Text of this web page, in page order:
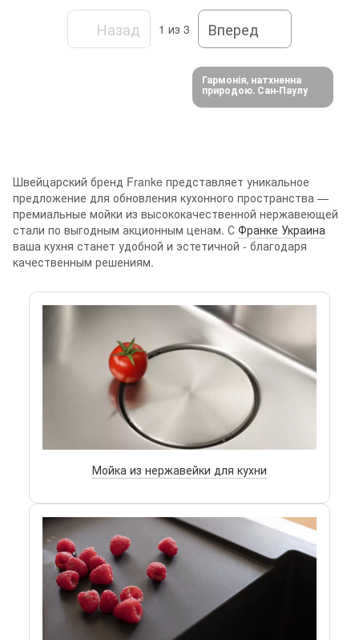
Назад 1 из 3 Вперед
Гармонія, натхненна
природою. Сан-Паулу
Швейцарский бренд Franke представляет уникальное
предложение для обновления кухонного пространства —
премиальные мойки из высококачественной нержавеющей
стали по выгодным акционным ценам. С Франке Украина
ваша кухня станет удобной и эстетичной - благодаря
качественным решениям.
Мойка из нержавейки для кухни